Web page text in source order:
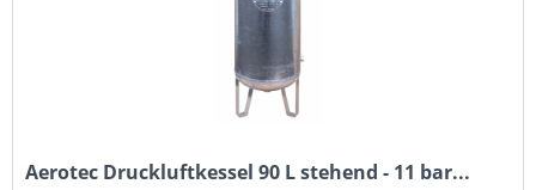
Aerotec Druckluftkessel 90 L stehend - 11 bar...